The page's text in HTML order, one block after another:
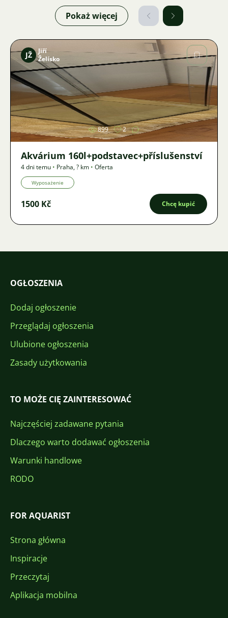
Pokaż więcej
Zdjęcie
JŽ
Jiří
Želísko
899 2
Akvárium 160l+podstavec+příslušenství
4 dni temu • Praha,? km • Oferta
Wyposażenie
1500 Kč Chcę kupić
OGŁOSZENIA
Dodaj ogłoszenie
Przeglądaj ogłoszenia
Ulubione ogłoszenia
Zasady użytkowania
TO MOŻE CIĘ ZAINTERESOWAĆ
Najczęściej zadawane pytania
Dlaczego warto dodawać ogłoszenia
Warunki handlowe
RODO
FOR AQUARIST
Strona główna
Inspiracje
Przeczytaj
Aplikacja mobilna